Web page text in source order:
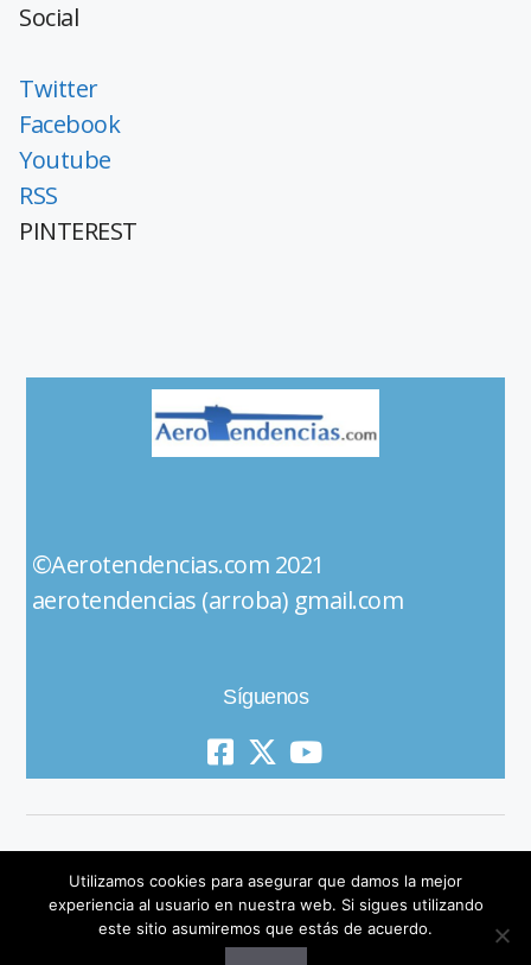
Social
Twitter
Facebook
Youtube
RSS
PINTEREST
©Aerotendencias.com 2021
aerotendencias (arroba) gmail.com
Síguenos
© 2019 All Rights Reserved
Utilizamos cookies para asegurar que damos la mejor
experiencia al usuario en nuestra web. Si sigues utilizando
este sitio asumiremos que estás de acuerdo.